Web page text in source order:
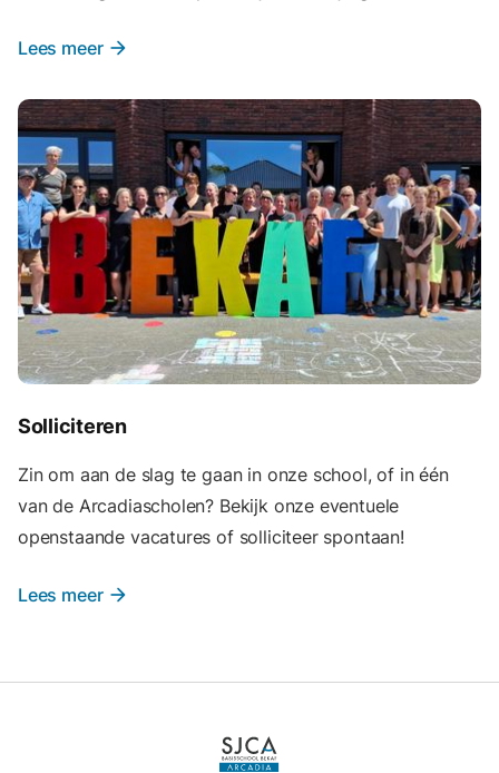
Lees meer arrow_forward
Solliciteren
Zin om aan de slag te gaan in onze school, of in één
van de Arcadiascholen? Bekijk onze eventuele
openstaande vacatures of solliciteer spontaan!
Lees meer arrow_forward